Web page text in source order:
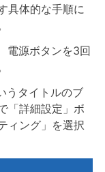
具体的な手順に
電源ボタンを3回
うタイトルのブ
「詳細設定」ボ
ィング」を選択